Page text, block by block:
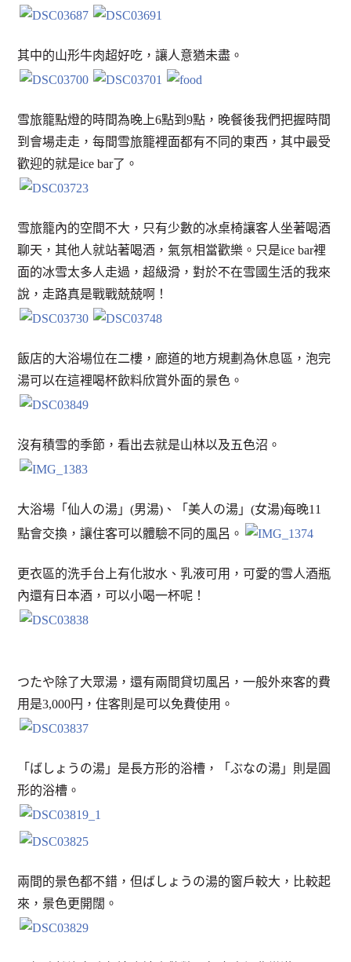
其中的山形牛肉超好吃，讓人意猶未盡。
雪旅籠點燈的時間為晚上6點到9點，晚餐後我們把握時間
到會場走走，每間雪旅籠裡面都有不同的東西，其中最受
歡迎的就是ice bar了。
雪旅籠內的空間不大，只有少數的冰桌椅讓客人坐著喝酒
聊天，其他人就站著喝酒，氣氛相當歡樂。只是ice bar裡
面的冰雪太多人走過，超級滑，對於不在雪國生活的我來
說，走路真是戰戰兢兢啊！
飯店的大浴場位在二樓，廊道的地方規劃為休息區，泡完
湯可以在這裡喝杯飲料欣賞外面的景色。
沒有積雪的季節，看出去就是山林以及五色沼。
大浴場「仙人の湯」(男湯)、「美人の湯」(女湯)每晚11
點會交換，讓住客可以體驗不同的風呂。
更衣區的洗手台上有化妝水、乳液可用，可愛的雪人酒瓶
內還有日本酒，可以小喝一杯呢！
つたや除了大眾湯，還有兩間貸切風呂，一般外來客的費
用是3,000円，住客則是可以免費使用。
「ばしょうの湯」是長方形的浴槽，「ぶなの湯」則是圓
形的浴槽。
兩間的景色都不錯，但ばしょうの湯的窗戶較大，比較起
來，景色更開闊。